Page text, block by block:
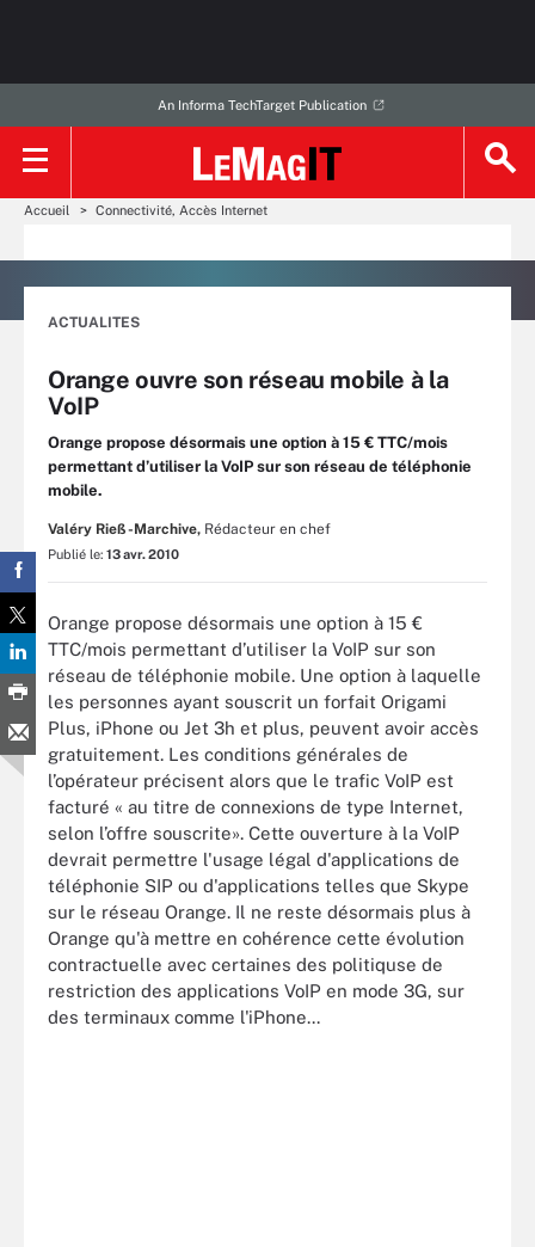
An Informa TechTarget Publication
Accueil Connectivité, Accès Internet
ACTUALITES
Orange ouvre son réseau mobile à la
VoIP
Orange propose désormais une option à 15 € TTC/mois
permettant d’utiliser la VoIP sur son réseau de téléphonie
mobile.
Valéry Rieß-Marchive, Rédacteur en chef
Publié le: 13 avr. 2010
Orange propose désormais une option à 15 €
TTC/mois permettant d’utiliser la VoIP sur son
réseau de téléphonie mobile. Une option à laquelle
les personnes ayant souscrit un forfait Origami
Plus, iPhone ou Jet 3h et plus, peuvent avoir accès
gratuitement. Les conditions générales de
l’opérateur précisent alors que le trafic VoIP est
facturé « au titre de connexions de type Internet,
selon l’offre souscrite». Cette ouverture à la VoIP
devrait permettre l'usage légal d'applications de
téléphonie SIP ou d'applications telles que Skype
sur le réseau Orange. Il ne reste désormais plus à
Orange qu'à mettre en cohérence cette évolution
contractuelle avec certaines des politiquse de
restriction des applications VoIP en mode 3G, sur
des terminaux comme l'iPhone...